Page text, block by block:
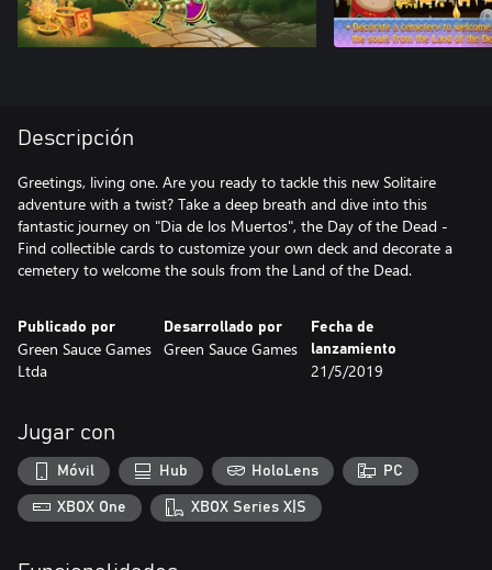
Descripción
Greetings, living one. Are you ready to tackle this new Solitaire
adventure with a twist? Take a deep breath and dive into this
fantastic journey on "Dia de los Muertos", the Day of the Dead -
Find collectible cards to customize your own deck and decorate a
cemetery to welcome the souls from the Land of the Dead.
Publicado por
Green Sauce Games
Ltda
Desarrollado por
Green Sauce Games
Fecha de
lanzamiento
21/5/2019
Jugar con
Móvil Hub HoloLens PC
XBOX One XBOX Series X|S